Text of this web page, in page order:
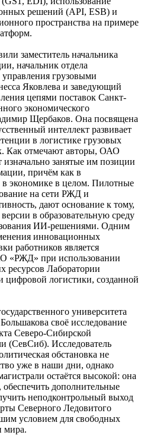
решений (API, ESB) и
пространства на примере
заместитель начальника
начальник отдела
грузовыми
Яковлева и заведующий
цепями поставок Санкт-
экономического
Щербаков. Она посвящена
интеллект развивает
в логистике грузовых
Как отмечают авторы, ОАО
занятые им позиции
причём как в
в экономике в целом. Пилотные
на сети РЖД и
дают основание к тому,
в образовательную среду
ИИ-решениями. Одним
инновационных
работников является
«РЖД» при использовании
ресурсов Лаборатории
цифровой логистики, созданной
университета
своё исследование
Северо-Сибирской
(СевСиб). Исследователь
обстановка не
уже в наши дни, однако
остаётся высокой: она
обеспечить дополнительные
неподконтрольный выход
Северного Ледовитого
условием для свободных
мира.